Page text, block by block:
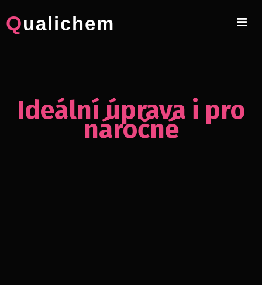
to
content
Qualichem
Ideální úprava i pro
náročné